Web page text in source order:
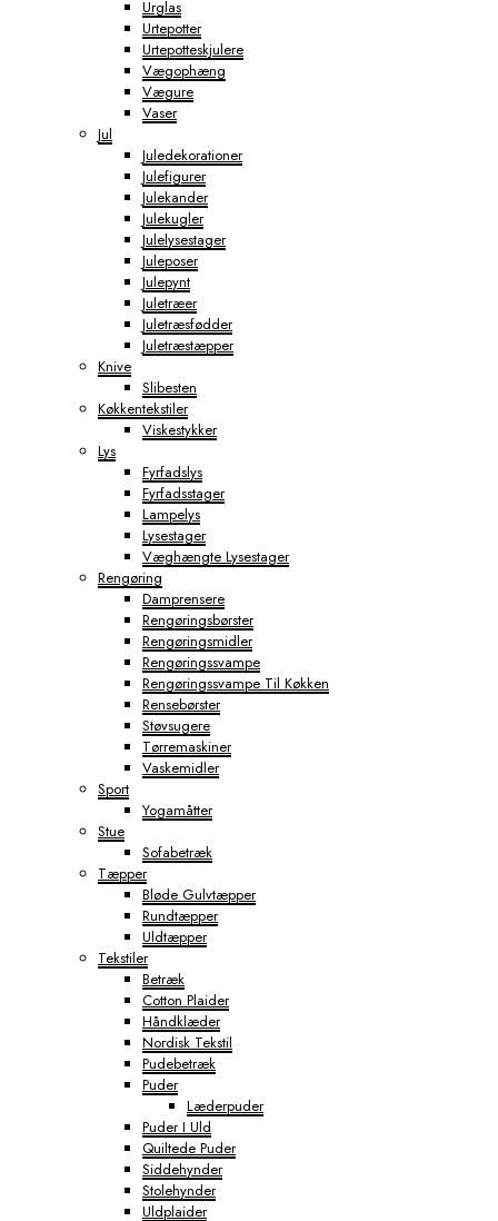
Urglas
Urtepotter
Urtepotteskjulere
Vægophæng
Vægure
Vaser
Jul
Juledekorationer
Julefigurer
Julekander
Julekugler
Julelysestager
Juleposer
Julepynt
Juletræer
Juletræsfødder
Juletræstæpper
Knive
Slibesten
Køkkentekstiler
Viskestykker
Lys
Fyrfadslys
Fyrfadsstager
Lampelys
Lysestager
Væghængte Lysestager
Rengøring
Damprensere
Rengøringsbørster
Rengøringsmidler
Rengøringssvampe
Rengøringssvampe Til Køkken
Rensebørster
Støvsugere
Tørremaskiner
Vaskemidler
Sport
Yogamåtter
Stue
Sofabetræk
Tæpper
Bløde Gulvtæpper
Rundtæpper
Uldtæpper
Tekstiler
Betræk
Cotton Plaider
Håndklæder
Nordisk Tekstil
Pudebetræk
Puder
Læderpuder
Puder I Uld
Quiltede Puder
Siddehynder
Stolehynder
Uldplaider